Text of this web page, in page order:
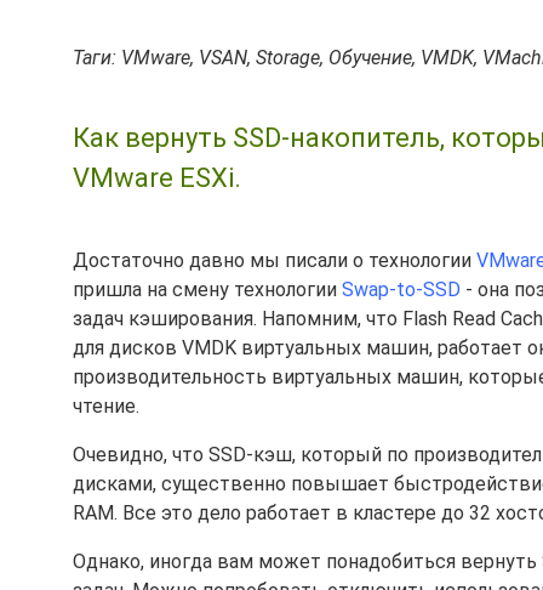
Таги: VMware, VSAN, Storage, Обучение, VMDK,
Как вернуть SSD-накопитель,
VMware ESXi.
Достаточно давно мы писали о технологии
пришла на смену технологии Swap-to-SSD - она
задач кэширования. Напомним, что Flash Read
для дисков VMDK виртуальных машин, работает
производительность виртуальных машин,
чтение.
Очевидно, что SSD-кэш, который по
дисками, существенно повышает
RAM. Все это дело работает в кластере до 32
Однако, иногда вам может понадобиться вернуть